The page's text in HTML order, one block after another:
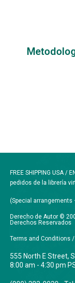
FREE SHIPPING USA /
pedidos de la librería
(Special
Derecho de Autor ©
Derechos Reservados
Terms and Conditions
555 North E Street,
8:00 am - 4:30 pm